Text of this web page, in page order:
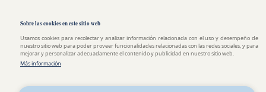
Sobre las cookies en este sitio web
Usamos cookies para recolectar y analizar información relacionada con el uso y desempeño de
nuestro sitio web para poder proveer funcionalidades relacionadas con las redes sociales, y para
mejorar y personalizar adecuadamente el contenido y publicidad en nuestro sitio web.
Más información